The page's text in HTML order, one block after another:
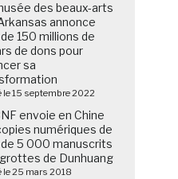
des beaux-arts
annonce
150 millions de
de dons pour
sa
le 15 septembre 2022
envoie en Chine
numériques de
5 000 manuscrits
de Dunhuang
le 25 mars 2018